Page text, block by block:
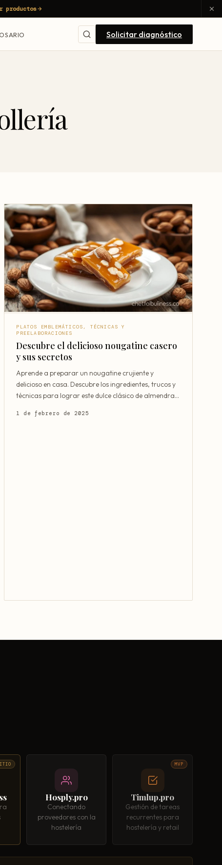
productos
Solicitar diagnóstico
PLATOS EMBLEMÁTICOS, TÉCNICAS Y
PREELABORACIONES
Descubre el delicioso nougatine casero
y sus secretos
Aprende a preparar un nougatine crujiente y
delicioso en casa. Descubre los ingredientes, trucos y
técnicas para lograr este dulce clásico de almendras
1 de febrero de 2025
Hosply.pro
Conectando
proveedores con la
hostelería
Timlup.pro
Gestión de tareas
recurrentes para
hostelería y retail
MVP